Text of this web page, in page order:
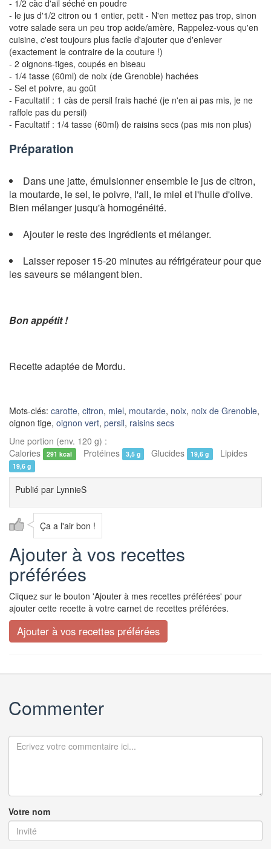
- 1/2 càc d'ail séché en poudre
- le jus d'1/2 citron ou 1 entier, petit - N'en mettez pas trop, sinon
votre salade sera un peu trop acide/amère, Rappelez-vous qu'en
cuisine, c'est toujours plus facile d'ajouter que d'enlever
(exactement le contraire de la couture !)
- 2 oignons-tiges, coupés en biseau
- 1/4 tasse (60ml) de noix (de Grenoble) hachées
- Sel et poivre, au goût
- Facultatif : 1 càs de persil frais haché (je n'en ai pas mis, je ne
raffole pas du persil)
- Facultatif : 1/4 tasse (60ml) de raisins secs (pas mis non plus)
Préparation
Dans une jatte, émulsionner ensemble le jus de citron,
la moutarde, le sel, le poivre, l'ail, le miel et l'huile d'olive.
Bien mélanger jusqu'à homogénéité.
Ajouter le reste des ingrédients et mélanger.
Laisser reposer 15-20 minutes au réfrigérateur pour que
les saveurs se mélangent bien.
Bon appétit !
Recette adaptée de Mordu.
Mots-clés: carotte, citron, miel, moutarde, noix, noix de Grenoble,
oignon tige, oignon vert, persil, raisins secs
Une portion (env. 120 g) :
Calories
291 kcal Protéines 3,5 g Glucides 19,6 g Lipides
19,6 g
Publié par LynnieS
Ça a l'air bon !
Ajouter à vos recettes
préférées
Cliquez sur le bouton 'Ajouter à mes recettes préférées' pour
ajouter cette recette à votre carnet de recettes préférées.
Commenter
Votre nom